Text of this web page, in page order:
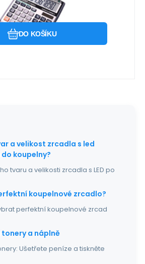
DO KOŠÍKU
Oblíbený
Porovnat
vypnutí a výpočtem
displej
a velikost zrcadla s led
koupelny?
tvaru a velikosti zrcadla s LED po
koupelnové zrcadlo?
perfektní koupelnové zrcad
a náplně
Ušetřete peníze a tiskněte